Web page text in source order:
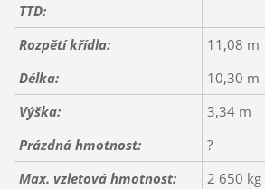
TTD:
Rozpětí křídla:
11,08 m
Délka:
10,30 m
Výška:
3,34 m
Prázdná hmotnost:
?
Max. vzletová hmotnost:
2 650 kg